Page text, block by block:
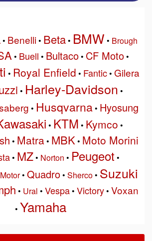
• Benelli• Beta• BMW • Brough
• Buell • Bultaco• CF Moto•
• Royal Enfield • Fantic• Gilera
• Harley-Davidson •
• Husqvarna• Hyosung
• KTM • Kymco •
• Matra• MBK• Moto Morini
• MZ• Norton • Peugeot •
• Quadro• Sherco• Suzuki
• Ural • Vespa• Victory• Voxan
• Yamaha